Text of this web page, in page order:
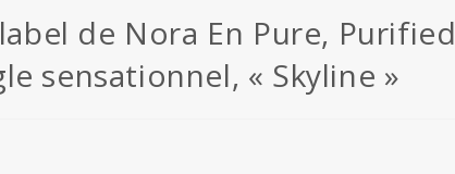
de Nora En Pure, Purified
sensationnel, « Skyline »